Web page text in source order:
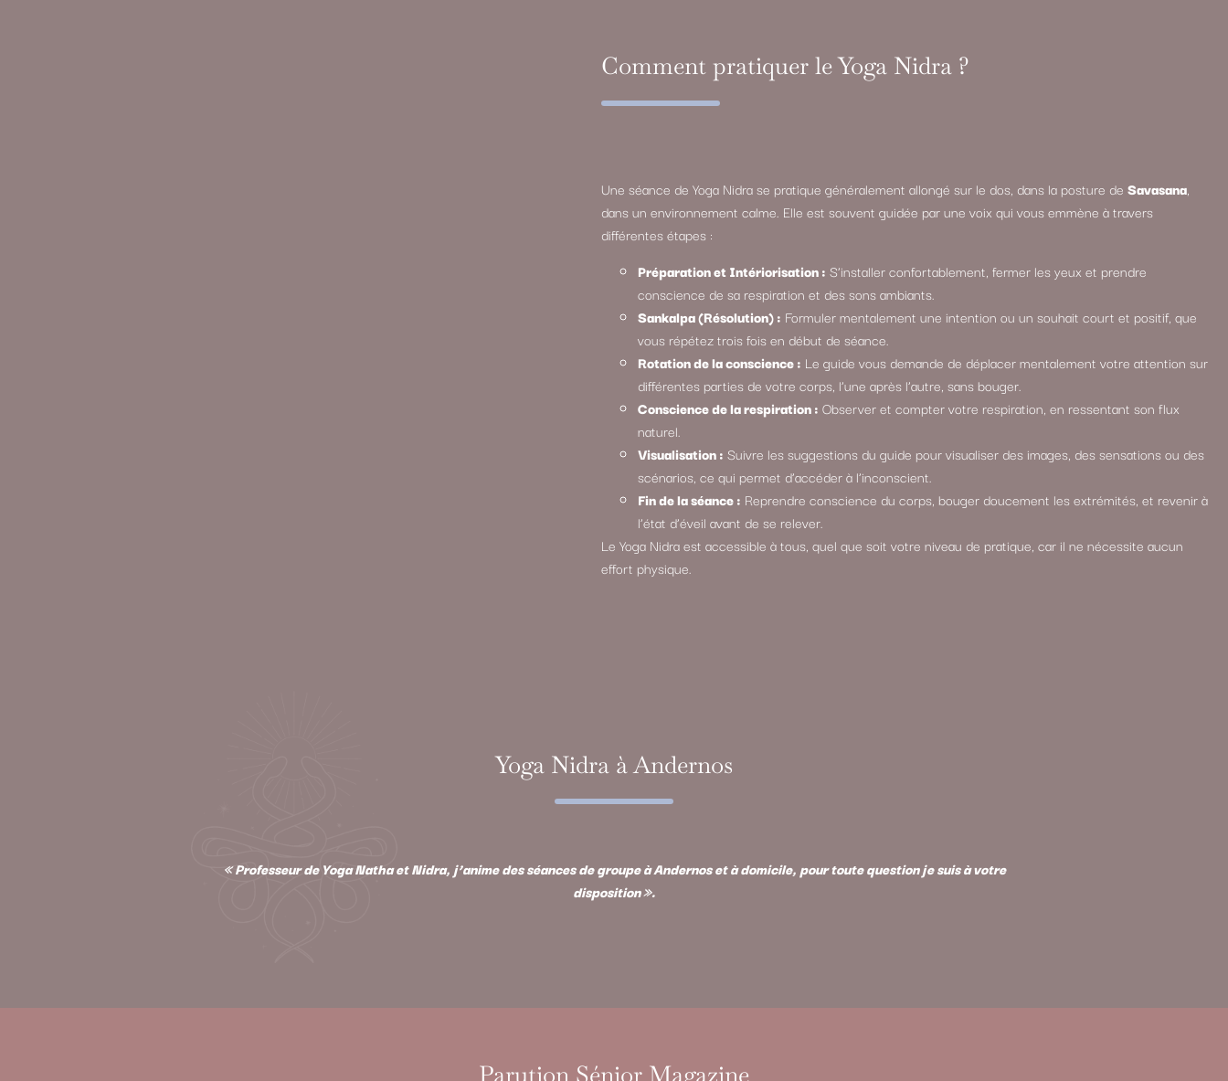
Comment pratiquer le Yoga Nidra ?
Une séance de Yoga Nidra se pratique généralement allongé sur le dos, dans la posture de Savasana,
dans un environnement calme. Elle est souvent guidée par une voix qui vous emmène à travers
différentes étapes :
Préparation et Intériorisation : S’installer confortablement, fermer les yeux et prendre
conscience de sa respiration et des sons ambiants.
Sankalpa (Résolution) : Formuler mentalement une intention ou un souhait court et positif, que
vous répétez trois fois en début de séance.
Rotation de la conscience : Le guide vous demande de déplacer mentalement votre attention sur
différentes parties de votre corps, l’une après l’autre, sans bouger.
Conscience de la respiration : Observer et compter votre respiration, en ressentant son flux
naturel.
Visualisation : Suivre les suggestions du guide pour visualiser des images, des sensations ou des
scénarios, ce qui permet d’accéder à l’inconscient.
Fin de la séance : Reprendre conscience du corps, bouger doucement les extrémités, et revenir à
l’état d’éveil avant de se relever.
Le Yoga Nidra est accessible à tous, quel que soit votre niveau de pratique, car il ne nécessite aucun
effort physique.
Yoga Nidra à Andernos
« Professeur de Yoga Natha et Nidra, j’anime des séances de groupe à Andernos et à domicile, pour toute question je suis à votre
disposition ».
Parution Sénior Magazine